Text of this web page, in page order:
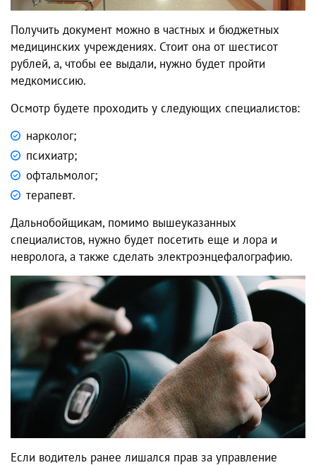
Получить документ можно в частных и бюджетных
медицинских учреждениях. Стоит она от шестисот
рублей, а, чтобы ее выдали, нужно будет пройти
медкомиссию.
Осмотр будете проходить у следующих специалистов:
нарколог;
психиатр;
офтальмолог;
терапевт.
Дальнобойщикам, помимо вышеуказанных
специалистов, нужно будет посетить еще и лора и
невролога, а также сделать электроэнцефалографию.
Если водитель ранее лишался прав за управление